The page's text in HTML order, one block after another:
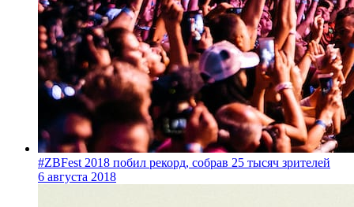
#ZBFest 2018 побил рекорд, собрав 25 тысяч зрителей
6 августа 2018